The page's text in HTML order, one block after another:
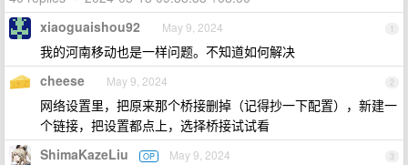
1
xiaoguaishou92 May 9, 2024
我的河南移动也是一样问题。不知道如何解决
2
cheese May 9, 2024
网络设置里，把原来那个桥接删掉（记得抄一下配置），新建一
个链接，把设置都点上，选择桥接试试看
3
ShimaKazeLiu OP May 9, 2024